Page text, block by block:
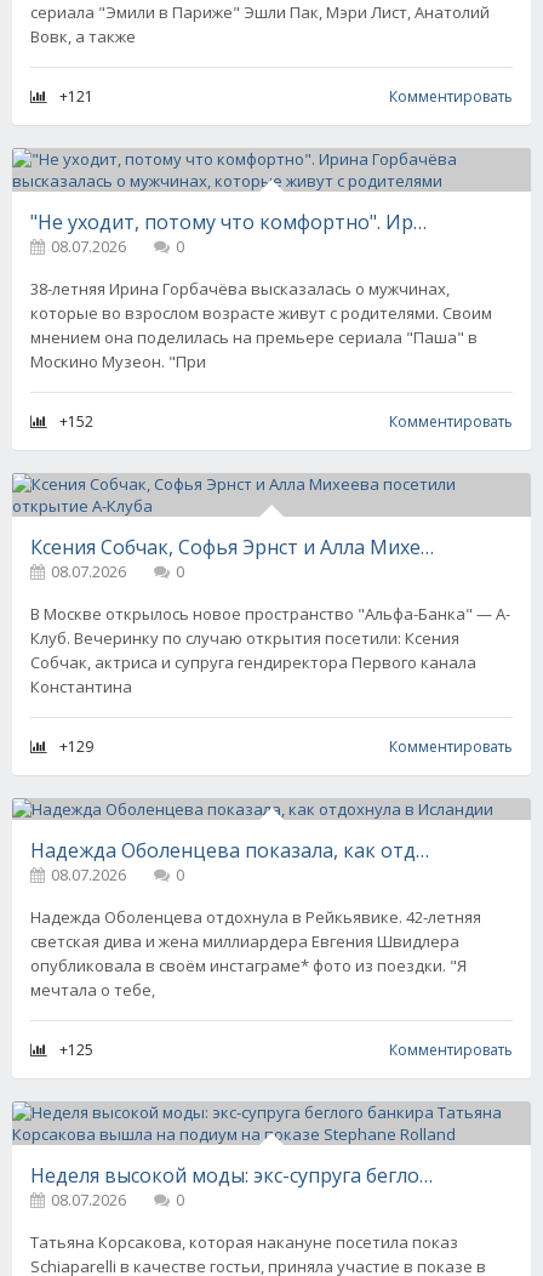
сериала "Эмили в Париже" Эшли Пак, Мэри Лист, Анатолий
Вовк, а также
+121 Комментировать
"Не уходит, потому что комфортно". Ирина Горбачёва высказалась о мужчинах, которые живут с родителями
08.07.2026
0
38-летняя Ирина Горбачёва высказалась о мужчинах,
которые во взрослом возрасте живут с родителями. Своим
мнением она поделилась на премьере сериала "Паша" в
Москино Музеон. "При
+152 Комментировать
Ксения Собчак, Софья Эрнст и Алла Михеева посетили открытие А-Клуба
08.07.2026
0
В Москве открылось новое пространство "Альфа-Банка" — А-
Клуб. Вечеринку по случаю открытия посетили: Ксения
Собчак, актриса и супруга гендиректора Первого канала
Константина
+129 Комментировать
Надежда Оболенцева показала, как отдохнула в Исландии
08.07.2026
0
Надежда Оболенцева отдохнула в Рейкьявике. 42-летняя
светская дива и жена миллиардера Евгения Швидлера
опубликовала в своём инстаграме* фото из поездки. "Я
мечтала о тебе,
+125 Комментировать
Неделя высокой моды: экс-супруга беглого банкира Татьяна Корсакова вышла на подиум на показе Stephane Rolland
08.07.2026
0
Татьяна Корсакова, которая накануне посетила показ
Schiaparelli в качестве гостьи, приняла участие в показе в